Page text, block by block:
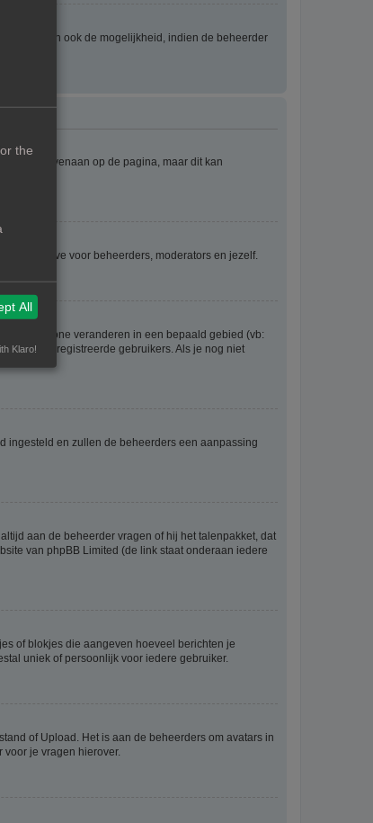
en geven ook de mogelijkheid, indien de beheerder
bovenaan op de pagina, maar dit kan
behalve voor beheerders, moderators en jezelf.
je tijdzone veranderen in een bepaald gebied (vb:
door geregistreerde gebruikers. Als je nog niet
ingesteld en zullen de beheerders een aanpassing
aan de beheerder vragen of hij het talenpakket, dat
van phpBB Limited (de link staat onderaan iedere
of blokjes die aangeven hoeveel berichten je
uniek of persoonlijk voor iedere gebruiker.
of Upload. Het is aan de beheerders om avatars in
je vragen hierover.
the
All
Klaro!